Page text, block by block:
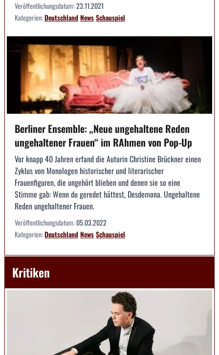
Veröffentlichungsdatum:23.11.2021
Kategorien:DeutschlandNewsSchauspiel
Berliner Ensemble: „Neue ungehaltene Reden
ungehaltener Frauen“ im RAhmen von Pop-Up
Vor knapp 40 Jahren erfand die Autorin Christine Brückner einen
Zyklus von Monologen historischer und literarischer
Frauenfiguren, die ungehört blieben und denen sie so eine
Stimme gab: Wenn du geredet hättest, Desdemona. Ungehaltene
Reden ungehaltener Frauen.
Veröffentlichungsdatum:05.03.2022
Kategorien:DeutschlandNewsSchauspiel
Kritiken